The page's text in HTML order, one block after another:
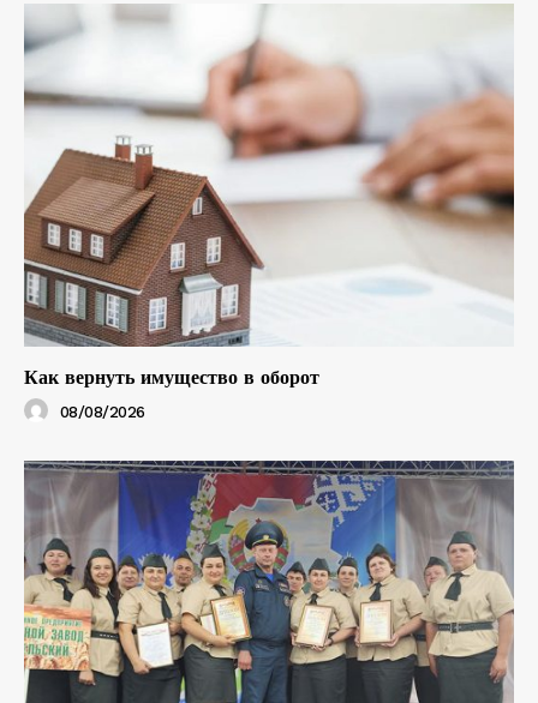
Как вернуть имущество в оборот
08/08/2026